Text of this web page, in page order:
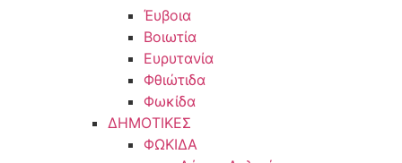
Έυβοια
Βοιωτία
Ευρυτανία
Φθιώτιδα
Φωκίδα
ΔΗΜΟΤΙΚΕΣ
ΦΩΚΙΔΑ